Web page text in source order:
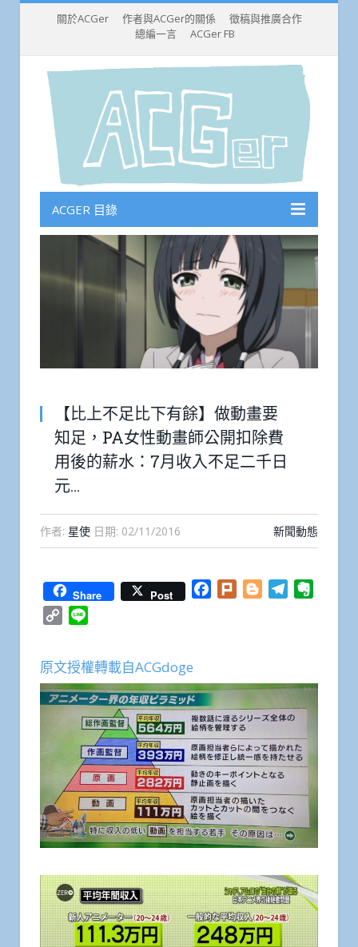
關於ACGer 作者與ACGer的關係
徵稿與推廣合作
總編一言
ACGer FB
ACGER 目錄
【比上不足比下有餘】做動畫要
知足，PA女性動畫師公開扣除費
用後的薪水：7月收入不足二千日
元…
作者: 星使 日期: 02/11/2016 新聞動態
Share Post Facebook
Plurk BloggerTelegram
Copy
原文授權轉載自ACGdoge